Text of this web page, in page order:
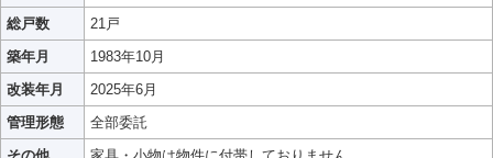
総戸数
21戸
築年月
1983年10月
改装年月
2025年6月
管理形態
全部委託